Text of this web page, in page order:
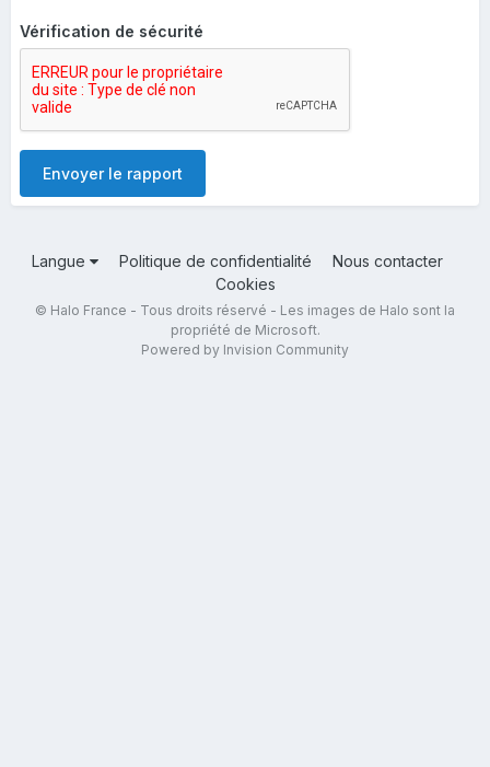
Vérification de sécurité
Envoyer le rapport
Langue Politique de confidentialité
Nous contacter
Cookies
© Halo France - Tous droits réservé - Les images de Halo sont la
propriété de Microsoft.
Powered by Invision Community